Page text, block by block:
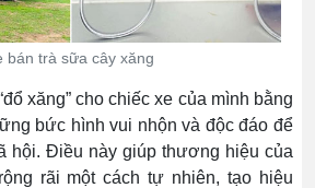
bán trà sữa cây xăng
xăng” cho chiếc xe của mình bằng
bức hình vui nhộn và độc đáo để
hội. Điều này giúp thương hiệu của
rãi một cách tự nhiên, tạo hiệu